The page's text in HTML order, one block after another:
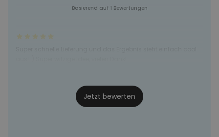
Basierend auf 1 Bewertungen
Jetzt bewerten